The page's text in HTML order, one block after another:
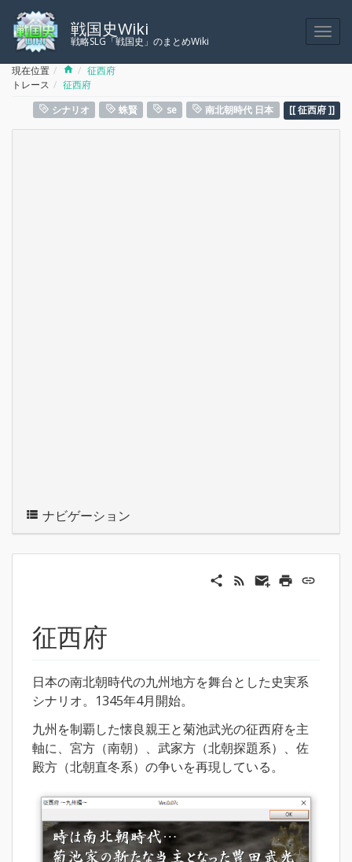
戦国史Wiki
戦略SLG「戦国史」のまとめWiki
現在位置 Home
征西府
トレース
征西府
シナリオ
蛛賢 se 南北朝時代 日本 征西府
ナビゲーション
征西府
日本の南北朝時代の九州地方を舞台とした史実系
シナリオ。1345年4月開始。
九州を制覇した懐良親王と菊池武光の征西府を主
軸に、宮方（南朝）、武家方（北朝探題系）、佐
殿方（北朝直冬系）の争いを再現している。